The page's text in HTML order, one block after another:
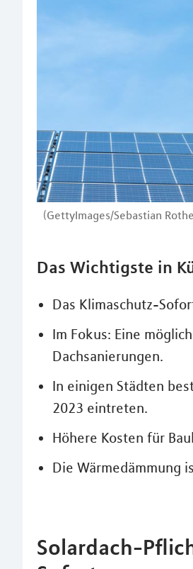
(GettyImages/Sebastian
Das Wichtigste in
Das Klimaschutz-
Im Fokus: Eine
Dachsanierungen.
In einigen Städten
2023 eintreten.
Höhere Kosten für
Die Wärmedämmung
Solardach-